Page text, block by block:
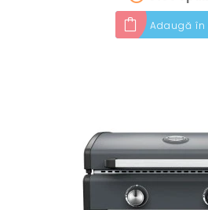
Adaugă în